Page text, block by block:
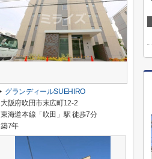
グランディールSUEHIRO
大阪府吹田市末広町12-2
東海道本線「吹田」駅 徒歩7分
築7年